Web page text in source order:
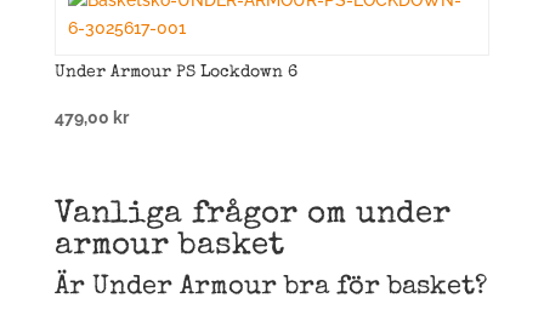
Under Armour PS Lockdown 6
479,00 kr
Vanliga frågor om under
armour basket
Är Under Armour bra för basket?